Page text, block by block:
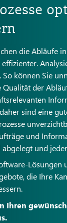
die Abläufe
So können Sie
der
sind eine
und
und
Lösungen
die Ihre
Ihren